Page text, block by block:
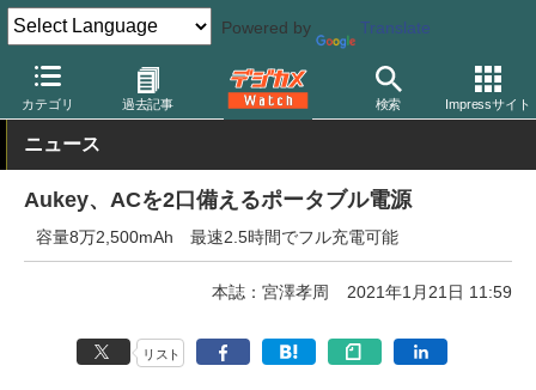
Powered by Translate
カテゴリ 過去記事 検索 Impressサイト
デジカメ Watch 撮影用品
ニュース
Aukey、ACを2口備えるポータブル電源
容量8万2,500mAh 最速2.5時間でフル充電可能
本誌：宮澤孝周 2021年1月21日 11:59
リスト